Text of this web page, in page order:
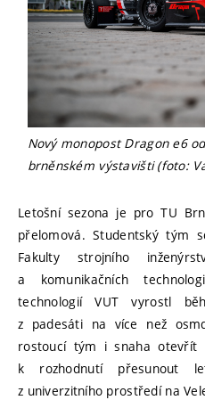
Nový monopost Dragon e6
brněnském výstavišti (foto:
Letošní sezona je pro TU
přelomová. Studentský tým
Fakulty strojního
a komunikačních
technologií VUT vyrostl
z padesáti na více než
rostoucí tým i snaha otevřít
k rozhodnutí přesunout
z univerzitního prostředí na